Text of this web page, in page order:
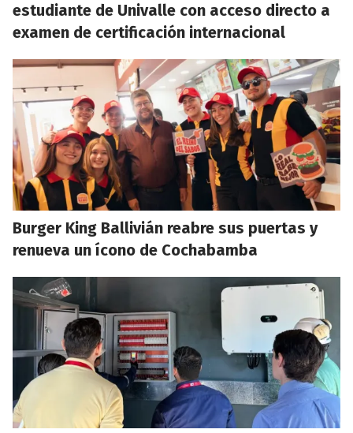
estudiante de Univalle con acceso directo a
examen de certificación internacional
Burger King Ballivián reabre sus puertas y
renueva un ícono de Cochabamba